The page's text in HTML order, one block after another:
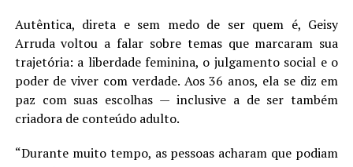
Autêntica, direta e sem medo de ser quem é, Geisy
Arruda voltou a falar sobre temas que marcaram sua
trajetória: a liberdade feminina, o julgamento social e o
poder de viver com verdade. Aos 36 anos, ela se diz em
paz com suas escolhas — inclusive a de ser também
criadora de conteúdo adulto.
“Durante muito tempo, as pessoas acharam que podiam